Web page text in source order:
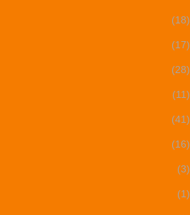
(18)
(17)
(28)
(11)
(41)
(16)
(3)
(1)